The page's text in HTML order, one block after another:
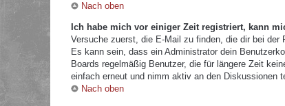
Nach oben
Ich habe mich vor einiger Zeit registriert, kann
Versuche zuerst, die E-Mail zu finden, die dir bei der
Es kann sein, dass ein Administrator dein
Boards regelmäßig Benutzer, die für längere Zeit
einfach erneut und nimm aktiv an den Diskussionen
Nach oben